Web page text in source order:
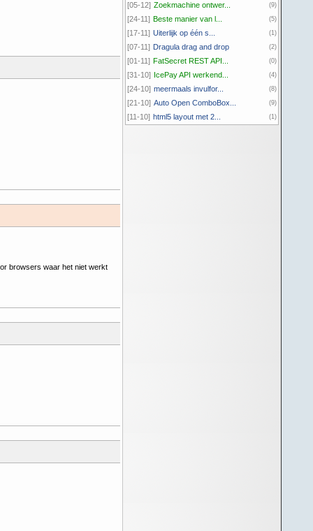
browsers waar het niet werkt
[05-12] Zoekmachine ontwer... (9)
[24-11] Beste manier van l... (5)
[17-11] Uiterlijk op één s... (1)
[07-11] Dragula drag and drop (2)
[01-11] FatSecret REST API... (0)
[31-10] IcePay API werkend... (4)
[24-10] meermaals invulfor... (8)
[21-10] Auto Open ComboBox... (9)
[11-10] html5 layout met 2... (1)